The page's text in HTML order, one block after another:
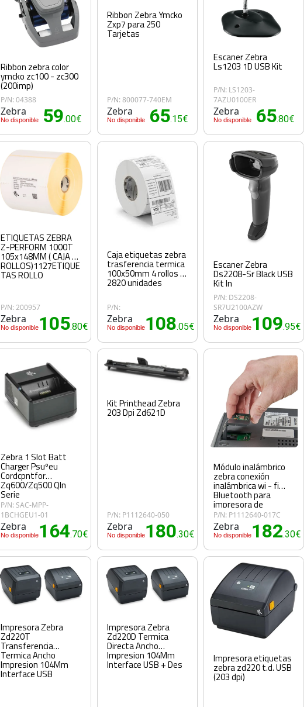
Ribbon zebra color
ymcko zc100 - zc300
(200imp)
P/N: 04388
Zebra
No disponible 59.00€
Ribbon Zebra Ymcko
Zxp7 para 250
Tarjetas
P/N: 800077-740EM
Zebra
No disponible 65.15€
Escaner Zebra
Ls1203 1D USB Kit
P/N: LS1203-
7AZU0100ER
Zebra
No disponible 65.80€
ETIQUETAS ZEBRA
Z-PERFORM 1000T
105x148MM ( CAJA 4
ROLLOS)1127ETIQUE
TAS ROLLO
P/N: 200957
Zebra
No disponible105.80€
Caja etiquetas zebra
trasferencia termica
100x50mm 4 rollos x
2820 unidades
P/N:
Zebra
No disponible108.05€
Escaner Zebra
Ds2208-Sr Black USB
Kit In
P/N: DS2208-
SR7U2100AZW
Zebra
No disponible109.95€
Zebra 1 Slot Batt
Charger Psuºeu
Cordcpntfor
Zq600/Zq500 Qln
Serie
P/N: SAC-MPP-
1BCHGEU1-01
Zebra
No disponible164.70€
Kit Printhead Zebra
203 Dpi Zd621D
P/N: P1112640-050
Zebra
No disponible180.30€
Módulo inalámbrico
zebra conexión
inalámbrica wi - fi
Bluetooth para
impresora de
etiquetas - ieee
802.11ac
P/N: P1112640-017C
Zebra
No disponible182.30€
Impresora Zebra
Zd220T
Transferencia
Termica Ancho
Impresion 104Mm
Interface USB
Impresora Zebra
Zd220D Termica
Directa Ancho
Impresion 104Mm
Interface USB + Des Impresora etiquetas
zebra zd220 t.d. USB
(203 dpi)